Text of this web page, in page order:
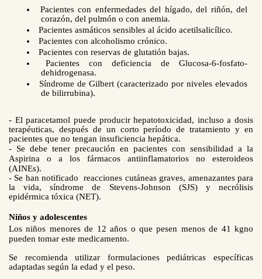
Pacientes con enfermedades del hígado, del riñón, del
corazón, del pulmón o con anemia.
Pacientes asmáticos sensibles al ácido acetilsalicílico.
Pacientes con alcoholismo crónico.
Pacientes con reservas de glutatión bajas.
Pacientes con deficiencia de Glucosa-6-fosfato-
dehidrogenasa.
Síndrome de Gilbert (caracterizado por niveles elevados
de bilirrubina).
- El paracetamol puede producir hepatotoxicidad, incluso a dosis
terapéuticas, después de un corto período de tratamiento y en
pacientes que no tengan insuficiencia hepática.
- Se debe tener precaución en pacientes con sensibilidad a la
Aspirina o a los fármacos antiinflamatorios no esteroideos
(AINEs).
- Se han notificado reacciones cutáneas graves, amenazantes para
la vida, síndrome de Stevens-Johnson (SJS) y necrólisis
epidérmica tóxica (NET).
Niños y adolescentes
Los niños menores de 12 años o que pesen menos de 41 kgno
pueden tomar este medicamento.
Se recomienda utilizar formulaciones pediátricas específicas
adaptadas según la edad y el peso.